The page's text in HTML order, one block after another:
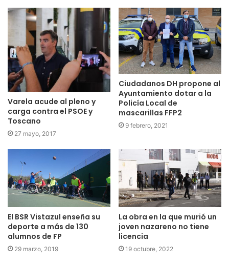
Varela acude al pleno y
carga contra el PSOE y
Toscano
27 mayo, 2017
Ciudadanos DH propone al
Ayuntamiento dotar a la
Policía Local de
mascarillas FFP2
9 febrero, 2021
El BSR Vistazul enseña su
deporte a más de 130
alumnos de FP
29 marzo, 2019
La obra en la que murió un
joven nazareno no tiene
licencia
19 octubre, 2022